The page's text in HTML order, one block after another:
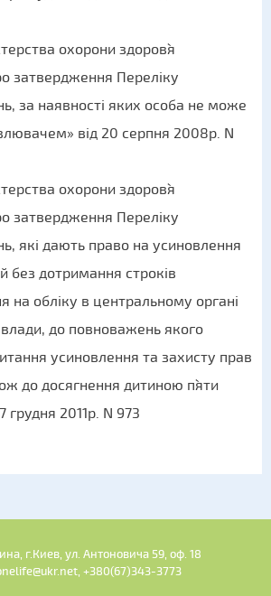
охорони здоров`я
затвердження Переліку
за наявності яких особа не може
від 20 серпня 2008р. N
охорони здоров`я
затвердження Переліку
які дають право на усиновлення
без дотримання строків
на обліку в центральному органі
до повноважень якого
усиновлення та захисту прав
до досягнення дитиною п`яти
грудня 2011р. N 973
г.Киев, ул. Антоновича 59, оф. 18
+380(67)343-3773